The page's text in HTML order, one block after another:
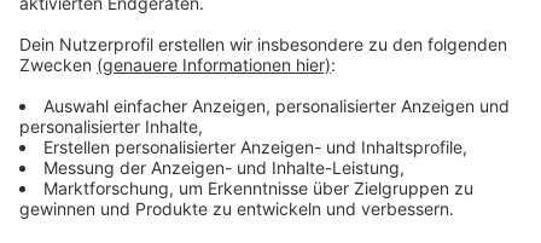
ANTENNE BAYERN Newsletter. Ob Nachrichten,
Lifestyle oder unsere neuesten Aktionen - wir
informieren dich.
Zum Newsletter anmelden